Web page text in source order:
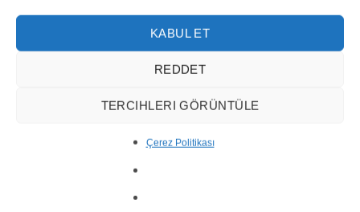
KABUL ET
REDDET
TERCIHLERI GÖRÜNTÜLE
Çerez Politikası